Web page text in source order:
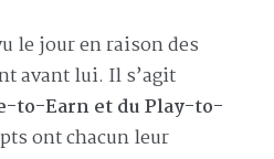
le jour en raison des
avant lui. Il s’agit
to-Earn et du Play-to-
ont chacun leur